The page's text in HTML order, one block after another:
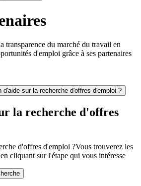
transparence du marché du travail en
d'emploi grâce à ses partenaires
d'aide sur la recherche d'offres d'emploi ?
la recherche d'offres
d'offres d'emploi ?Vous trouverez les
cliquant sur l'étape qui vous intéresse